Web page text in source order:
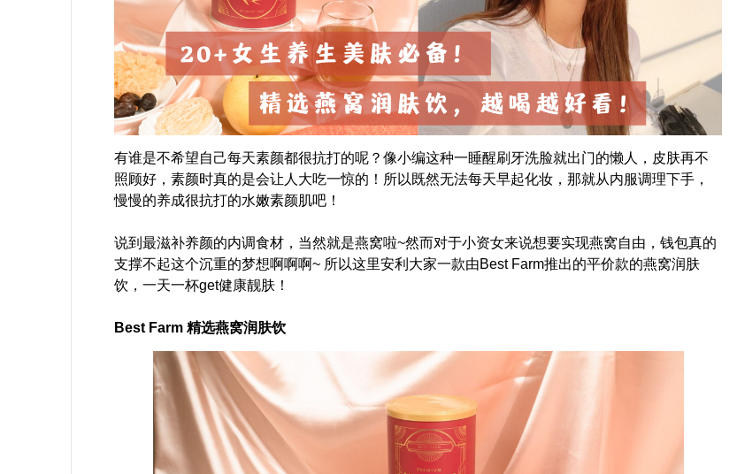
有谁是不希望自己每天素颜都很抗打的呢？像小编这种一睡醒刷牙洗脸就出门的懒人，皮肤再不
照顾好，素颜时真的是会让人大吃一惊的！所以既然无法每天早起化妆，那就从内服调理下手，
慢慢的养成很抗打的水嫩素颜肌吧！
说到最滋补养颜的内调食材，当然就是燕窝啦~然而对于小资女来说想要实现燕窝自由，钱包真的
支撑不起这个沉重的梦想啊啊啊~ 所以这里安利大家一款由Best Farm推出的平价款的燕窝润肤
饮，一天一杯get健康靓肤！
Best Farm 精选燕窝润肤饮